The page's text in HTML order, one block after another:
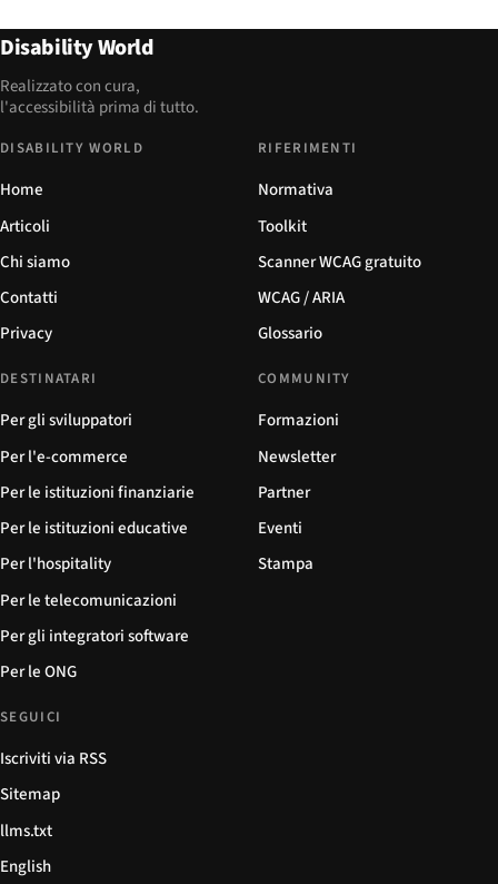
Disability World
Realizzato con cura,
l'accessibilità prima di tutto.
DISABILITY WORLD
Home
Articoli
Chi siamo
Contatti
Privacy
RIFERIMENTI
Normativa
Toolkit
Scanner WCAG gratuito
WCAG / ARIA
Glossario
DESTINATARI
Per gli sviluppatori
Per l'e-commerce
Per le istituzioni finanziarie
Per le istituzioni educative
Per l'hospitality
Per le telecomunicazioni
Per gli integratori software
Per le ONG
COMMUNITY
Formazioni
Newsletter
Partner
Eventi
Stampa
SEGUICI
Iscriviti via RSS
Sitemap
llms.txt
English